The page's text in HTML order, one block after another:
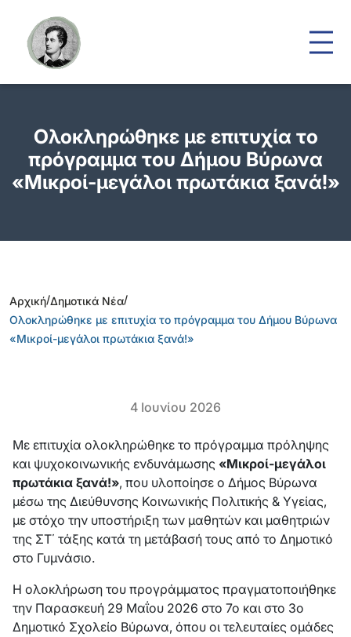
Ολοκληρώθηκε με επιτυχία το
πρόγραμμα του Δήμου Βύρωνα
«Μικροί-μεγάλοι πρωτάκια ξανά!»
Αρχική/Δημοτικά Νέα/
Ολοκληρώθηκε με επιτυχία το πρόγραμμα του Δήμου Βύρωνα
«Μικροί-μεγάλοι πρωτάκια ξανά!»
4 Ιουνίου 2026
Με επιτυχία ολοκληρώθηκε το πρόγραμμα πρόληψης
και ψυχοκοινωνικής ενδυνάμωσης «Μικροί-μεγάλοι
πρωτάκια ξανά!», που υλοποίησε ο Δήμος Βύρωνα
μέσω της Διεύθυνσης Κοινωνικής Πολιτικής & Υγείας,
με στόχο την υποστήριξη των μαθητών και μαθητριών
της ΣΤ΄ τάξης κατά τη μετάβασή τους από το Δημοτικό
στο Γυμνάσιο.
Η ολοκλήρωση του προγράμματος πραγματοποιήθηκε
την Παρασκευή 29 Μαΐου 2026 στο 7ο και στο 3ο
Δημοτικό Σχολείο Βύρωνα, όπου οι τελευταίες ομάδες